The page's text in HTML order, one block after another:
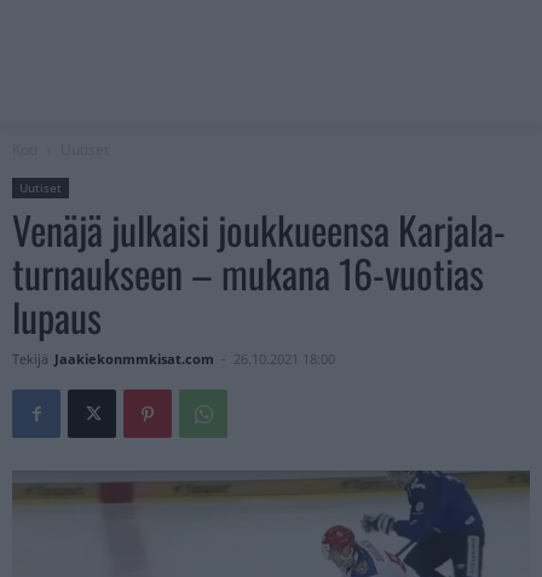
Uutiset
Venäjä julkaisi joukkueensa Karjala-
turnaukseen – mukana 16-vuotias
lupaus
Tekijä Jaakiekonmmkisat.com - 26.10.2021 18:00